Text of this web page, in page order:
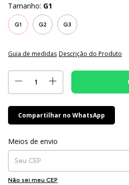
Tamanho: G1
G1 G2 G3
Guia de medidas Descrição do Produto
Compartilhar no WhatsApp
Entregas para o CEP:
Meios de envio
Não sei meu CEP